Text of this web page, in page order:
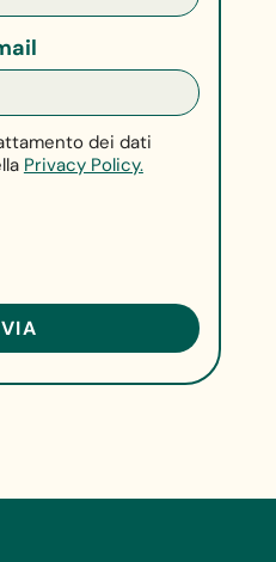
dei dati
Privacy Policy.